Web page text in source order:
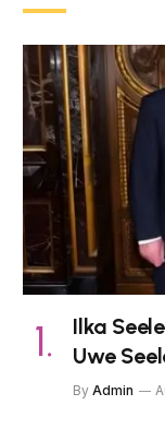
Ilka
Uwe
By Admin